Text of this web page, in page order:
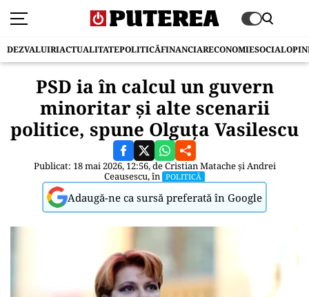
DEZVALUIRIACTUALITATEPOLITICĂFINANCIARECONOMIESOCIAL
PSD ia în calcul un guvern
minoritar și alte scenarii
politice, spune Olguța Vasilescu
Publicat: 18 mai 2026, 12:56, deCristian MatacheșiAndrei
Ceausescu, în POLITICĂ
Adaugă-ne ca sursă preferată în Google